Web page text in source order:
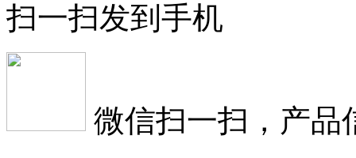
扫一扫发到手机
微信扫一扫，产品